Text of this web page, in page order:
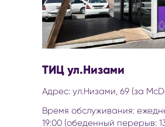
ТИЦ ул.Низами
Адрес: ул.Низами, 69 (за
Время обслуживания:
19:00 (обеденный перерыв: